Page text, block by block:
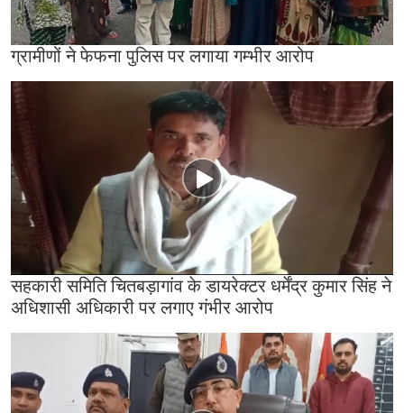
ग्रामीणों ने फेफना पुलिस पर लगाया गम्भीर आरोप
सहकारी समिति चितबड़ागांव के डायरेक्टर धर्मेंद्र कुमार सिंह ने
अधिशासी अधिकारी पर लगाए गंभीर आरोप